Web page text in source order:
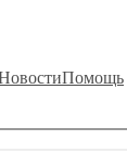
Помощь